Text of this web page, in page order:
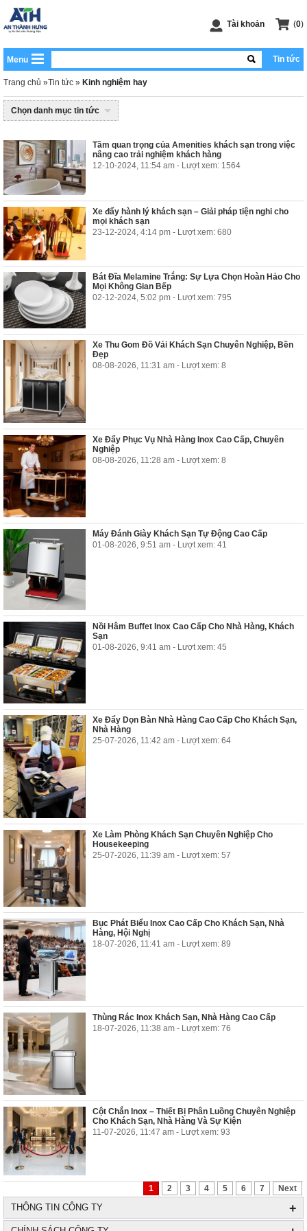
(0)
Tài khoản
Menu Tin tức
Trang chủ »Tin tức » Kinh nghiệm hay
Chọn danh mục tin tức
Tầm quan trọng của Amenities khách sạn trong việc
nâng cao trải nghiệm khách hàng
12-10-2024, 11:54 am - Lượt xem: 1564
Xe đẩy hành lý khách sạn – Giải pháp tiện nghi cho
mọi khách sạn
23-12-2024, 4:14 pm - Lượt xem: 680
Bát Đĩa Melamine Trắng: Sự Lựa Chọn Hoàn Hảo Cho
Mọi Không Gian Bếp
02-12-2024, 5:02 pm - Lượt xem: 795
Xe Thu Gom Đồ Vải Khách Sạn Chuyên Nghiệp, Bền
Đẹp
08-08-2026, 11:31 am - Lượt xem: 8
Xe Đẩy Phục Vụ Nhà Hàng Inox Cao Cấp, Chuyên
Nghiệp
08-08-2026, 11:28 am - Lượt xem: 8
Máy Đánh Giày Khách Sạn Tự Động Cao Cấp
01-08-2026, 9:51 am - Lượt xem: 41
Nồi Hâm Buffet Inox Cao Cấp Cho Nhà Hàng, Khách
Sạn
01-08-2026, 9:41 am - Lượt xem: 45
Xe Đẩy Dọn Bàn Nhà Hàng Cao Cấp Cho Khách Sạn,
Nhà Hàng
25-07-2026, 11:42 am - Lượt xem: 64
Xe Làm Phòng Khách Sạn Chuyên Nghiệp Cho
Housekeeping
25-07-2026, 11:39 am - Lượt xem: 57
Bục Phát Biểu Inox Cao Cấp Cho Khách Sạn, Nhà
Hàng, Hội Nghị
18-07-2026, 11:41 am - Lượt xem: 89
Thùng Rác Inox Khách Sạn, Nhà Hàng Cao Cấp
18-07-2026, 11:38 am - Lượt xem: 76
Cột Chắn Inox – Thiết Bị Phân Luồng Chuyên Nghiệp
Cho Khách Sạn, Nhà Hàng Và Sự Kiện
11-07-2026, 11:47 am - Lượt xem: 93
1 2 3 4 5 6 7 Next
THÔNG TIN CÔNG TY +